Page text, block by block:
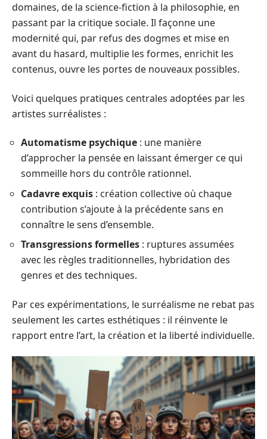
domaines, de la science-fiction à la philosophie, en
passant par la critique sociale. Il façonne une
modernité qui, par refus des dogmes et mise en
avant du hasard, multiplie les formes, enrichit les
contenus, ouvre les portes de nouveaux possibles.
Voici quelques pratiques centrales adoptées par les
artistes surréalistes :
Automatisme psychique : une manière
d’approcher la pensée en laissant émerger ce qui
sommeille hors du contrôle rationnel.
Cadavre exquis : création collective où chaque
contribution s’ajoute à la précédente sans en
connaître le sens d’ensemble.
Transgressions formelles : ruptures assumées
avec les règles traditionnelles, hybridation des
genres et des techniques.
Par ces expérimentations, le surréalisme ne rebat pas
seulement les cartes esthétiques : il réinvente le
rapport entre l’art, la création et la liberté individuelle.